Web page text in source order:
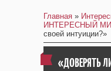
Главная »
ИНТЕРЕСНЫЙ
своей интуиции?»
«ДОВЕРЯТЬ